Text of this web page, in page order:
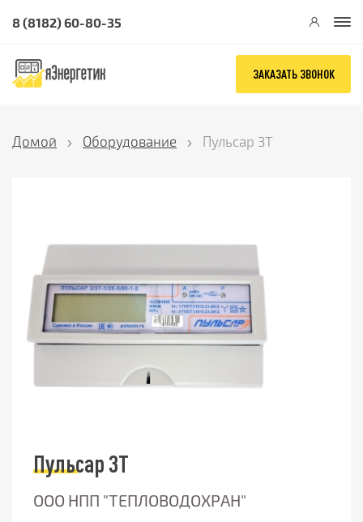
8 (8182) 60-80-35
ЗАКАЗАТЬ ЗВОНОК
Домой Оборудование Пульсар 3T
Пульсар 3T
ООО НПП "ТЕПЛОВОДОХРАН"